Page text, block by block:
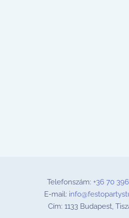
Telefonszám: +36 70
E-mail:
Cím: 1133 Budapest,